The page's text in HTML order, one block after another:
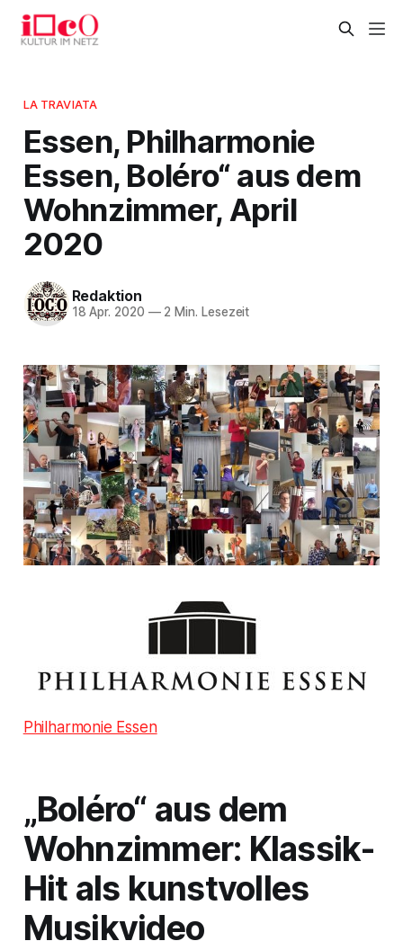
LA TRAVIATA
Essen, Philharmonie
Essen, Boléro“ aus dem
Wohnzimmer, April
2020
Redaktion
18 Apr. 2020 —2 Min. Lesezeit
Philharmonie Essen
„Boléro“ aus dem
Wohnzimmer: Klassik-
Hit als kunstvolles
Musikvideo